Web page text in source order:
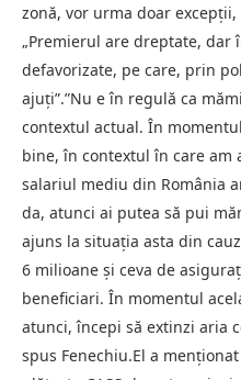
zonă, vor urma doar
„Premierul are dreptate, dar
defavorizate, pe care, prin
ajuţi”.”Nu e în regulă ca
contextul actual. În
bine, în contextul în care am
salariul mediu din România
da, atunci ai putea să pui
ajuns la situaţia asta din
6 milioane şi ceva de
beneficiari. În momentul
atunci, începi să extinzi aria
spus Fenechiu.El a